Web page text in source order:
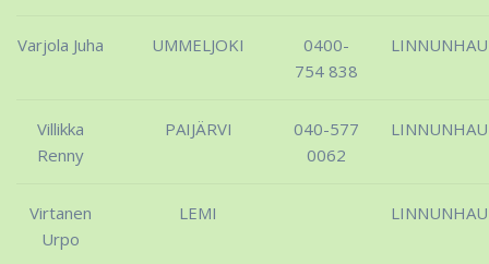
Varjola Juha UMMELJOKI
0400-
754 838
Villikka
Renny
PAIJÄRVI
040-577
0062
Virtanen
Urpo
LEMI